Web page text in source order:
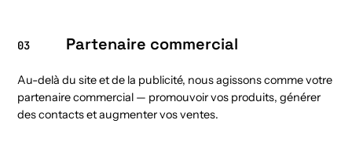
03 Partenaire commercial
Au-delà du site et de la publicité, nous agissons comme votre
partenaire commercial — promouvoir vos produits, générer
des contacts et augmenter vos ventes.